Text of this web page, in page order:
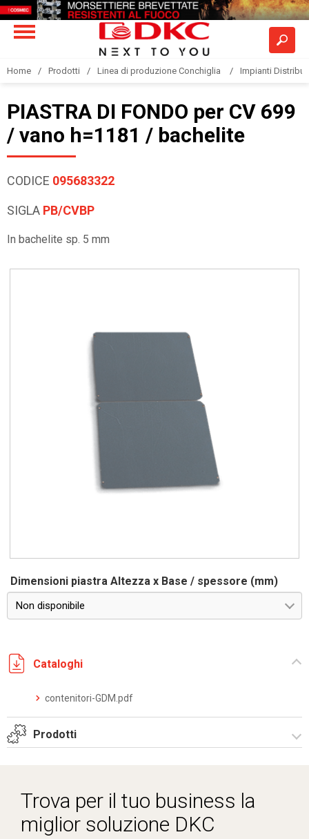
Home Prodotti Linea di produzione Conchiglia Impianti
PIASTRA DI FONDO per CV 699
/ vano h=1181 / bachelite
CODICE 095683322
SIGLA PB/CVBP
In bachelite sp. 5 mm
Dimensioni piastra Altezza x Base / spessore (mm)
Non disponibile
Cataloghi
contenitori-GDM.pdf
Prodotti
Trova per il tuo business la
miglior soluzione DKC